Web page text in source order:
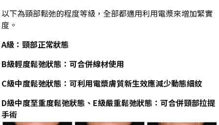
以下為頸部鬆弛的程度等級，全部都適用利用電漿來增加緊實
度。
A級：頸部正常狀態
B級輕度鬆弛狀態：可合併線材使用
C級中度鬆弛狀態：可利用電漿膚質新生效應減少動態細紋
D級中度至重度鬆弛狀態、E級嚴重鬆弛狀態：可合併頸部拉提
手術